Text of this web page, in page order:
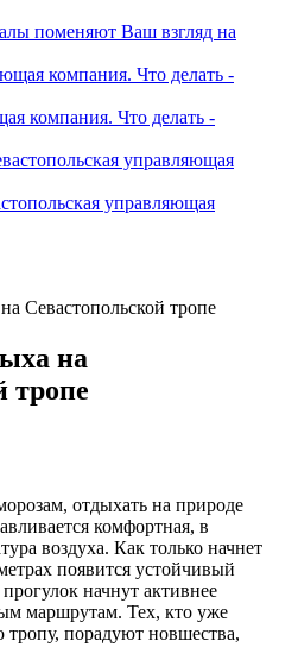
поменяют Ваш взгляд на
компания. Что делать -
управляющая
Севастопольской тропе
на
тропе
отдыхать на природе
комфортная, в
воздуха. Как только начнет
появится устойчивый
начнут активнее
маршрутам. Тех, кто уже
порадуют новшества,